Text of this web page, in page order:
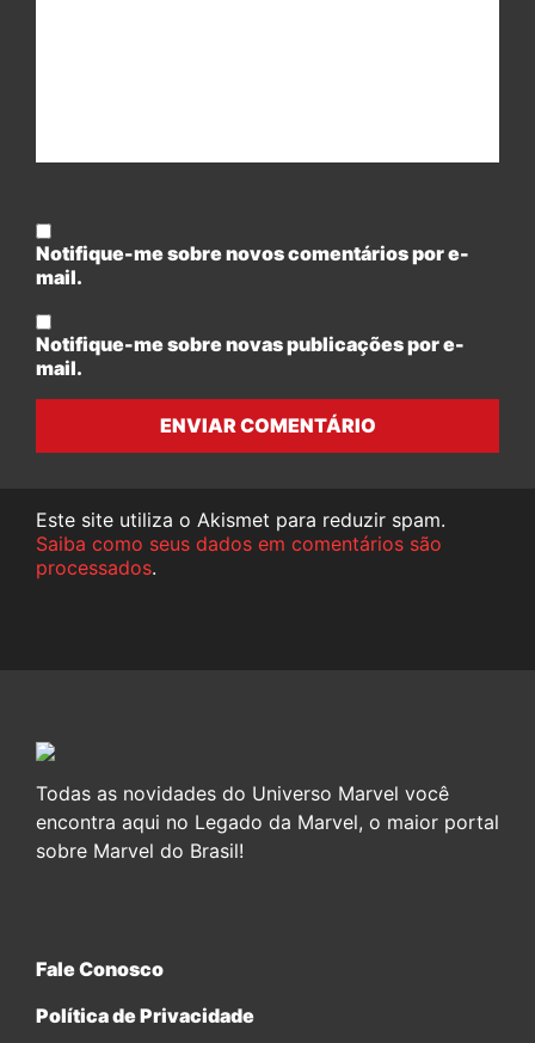
Notifique-me sobre novos comentários por e-
mail.
Notifique-me sobre novas publicações por e-
mail.
ENVIAR COMENTÁRIO
Este site utiliza o Akismet para reduzir spam.
Saiba como seus dados em comentários são
processados.
Todas as novidades do Universo Marvel você
encontra aqui no Legado da Marvel, o maior portal
sobre Marvel do Brasil!
Fale Conosco
Política de Privacidade